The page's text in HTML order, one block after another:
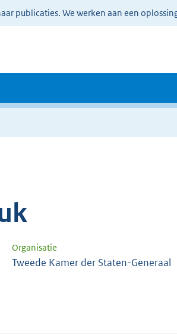
publicaties. We werken aan een
Organisatie
Tweede Kamer der Staten-Generaal